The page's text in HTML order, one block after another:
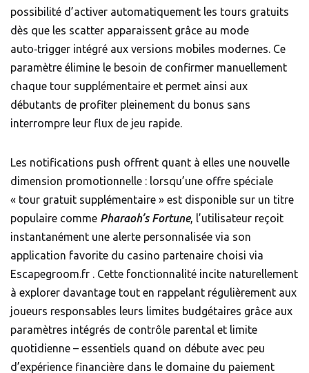
possibilité d’activer automatiquement les tours gratuits
dès que les scatter apparaissent grâce au mode
auto‑trigger intégré aux versions mobiles modernes. Ce
paramètre élimine le besoin de confirmer manuellement
chaque tour supplémentaire et permet ainsi aux
débutants de profiter pleinement du bonus sans
interrompre leur flux de jeu rapide.
Les notifications push offrent quant à elles une nouvelle
dimension promotionnelle : lorsqu’une offre spéciale
« tour gratuit supplémentaire » est disponible sur un titre
populaire comme Pharaoh’s Fortune, l’utilisateur reçoit
instantanément une alerte personnalisée via son
application favorite du casino partenaire choisi via
Escapegroom.fr . Cette fonctionnalité incite naturellement
à explorer davantage tout en rappelant régulièrement aux
joueurs responsables leurs limites budgétaires grâce aux
paramètres intégrés de contrôle parental et limite
quotidienne – essentiels quand on débute avec peu
d’expérience financière dans le domaine du paiement